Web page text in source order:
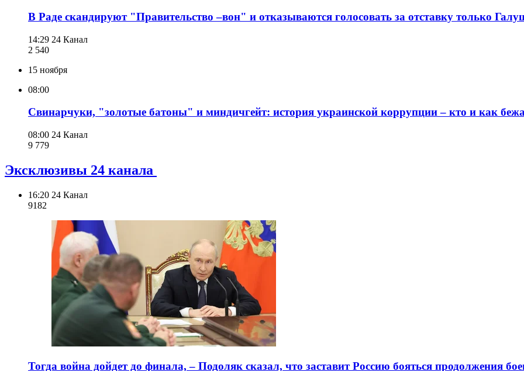
В Раде скандируют "Правительство –вон" и отказываются голосовать за отставку только
14:29 24 Канал
2 540
15 ноября
08:00
Свинарчуки, "золотые батоны" и миндичгейт: история украинской коррупции – кто и как
08:00 24 Канал
9 779
Эксклюзивы 24 канала
16:20 24 Канал
9182
Тогда война дойдет до финала, – Подоляк сказал, что заставит Россию бояться продолжения